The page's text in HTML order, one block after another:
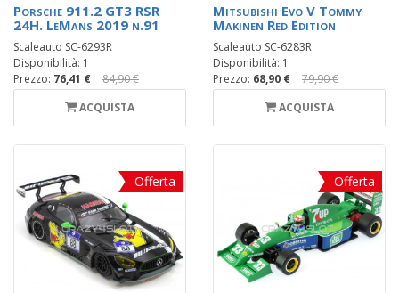
Porsche 911.2 GT3 RSR
24H. LeMans 2019 n.91
Scaleauto SC-6293R
Disponibilità: 1
Prezzo: 76,41 €
84,90 €
ACQUISTA
Mitsubishi Evo V Tommy
Makinen Red Edition
Scaleauto SC-6283R
Disponibilità: 1
Prezzo: 68,90 €
79,90 €
ACQUISTA
Offerta Offerta